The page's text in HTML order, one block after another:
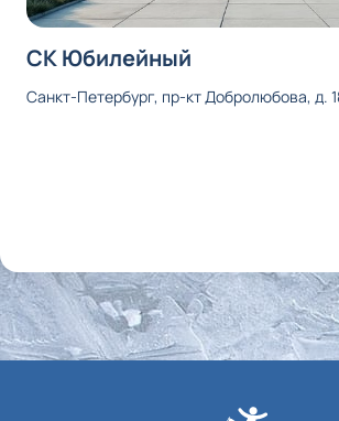
СК Юбилейный
Санкт-Петербург, пр-кт Добролюбова, д.